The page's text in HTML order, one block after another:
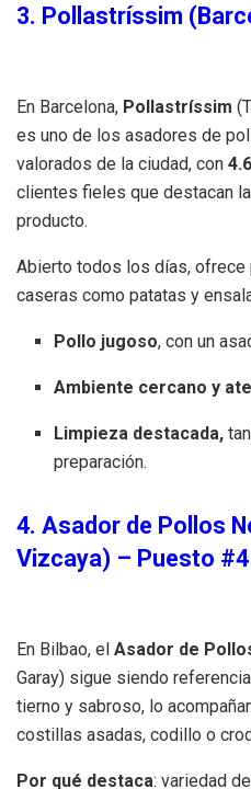
3. Pollastríssim
En Barcelona, Pollastríssim
es uno de los asadores de
valorados de la ciudad, con
clientes fieles que destacan
producto.
Abierto todos los días, ofrece
caseras como patatas y
Pollo jugoso, con un
Ambiente cercano y
Limpieza destacada,
preparación.
4. Asador de Pollos
Vizcaya) – Puesto #4
En Bilbao, el Asador de
Garay) sigue siendo
tierno y sabroso, lo
costillas asadas, codillo o
Por qué destaca: variedad